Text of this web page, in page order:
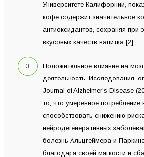
Университете Калифорнии,
кофе содержит значительное
антиоксидантов, сохраняя при
вкусовых качеств напитка [2].
Положительное влияние на
деятельность. Исследования,
Journal of Alzheimer’s Disease
то, что умеренное
способствовать снижению
нейродегенеративных
болезнь Альцгеймера и
благодаря своей мягкости и